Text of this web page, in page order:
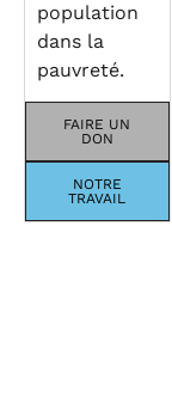
population
dans la
pauvreté.
FAIRE UN
DON
NOTRE
TRAVAIL